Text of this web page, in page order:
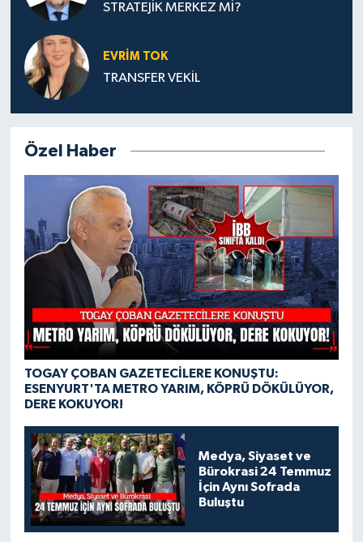
STRATEJİK MERKEZ Mİ?
EVRİM TOK
TRANSFER VEKİL
Özel Haber
TOGAY ÇOBAN GAZETECİLERE KONUŞTU:
ESENYURT'TA METRO YARIM, KÖPRÜ DÖKÜLÜYOR,
DERE KOKUYOR!
Medya, Siyaset ve
Bürokrasi 24 Temmuz
İçin Aynı Sofrada
Buluştu